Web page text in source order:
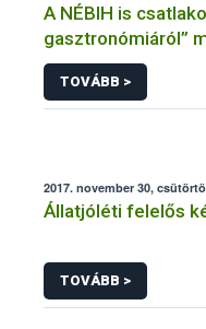
A NÉBIH is
gasztronómiáról”
TOVÁBB >
2017. november 30,
Állatjóléti felelős
TOVÁBB >